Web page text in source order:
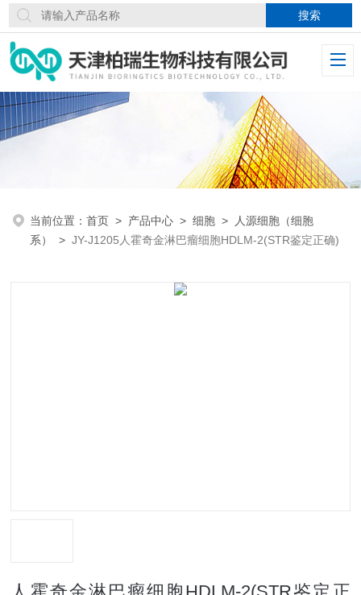
当前位置：首页 > 产品中心 >细胞 >
人源细胞（细胞
系）
>JY-J1205人霍奇金淋巴瘤细胞HDLM-2(STR鉴定正确)